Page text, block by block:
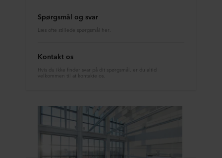
Spørgsmål og svar
Læs ofte stillede spørgsmål her.
Kontakt os
Hvis du ikke finder svar på dit spørgsmål, er du altid
velkommen til at kontakte os.